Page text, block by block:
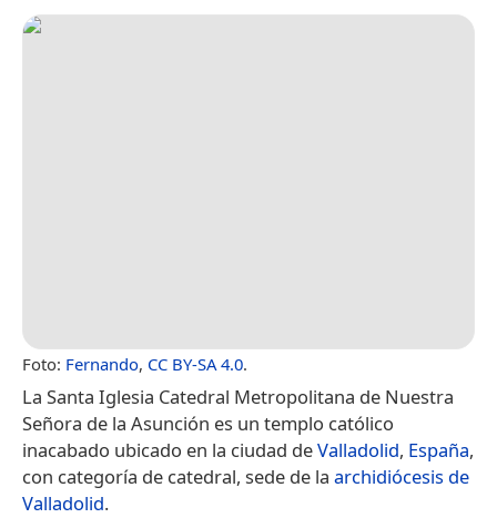
Foto: Fernando, CC BY-SA 4.0.
La Santa Iglesia Catedral Metropolitana de Nuestra
Señora de la Asunción es un templo católico
inacabado ubicado en la ciudad deValladolid, España,
con categoría de catedral, sede de la archidiócesis de
Valladolid.